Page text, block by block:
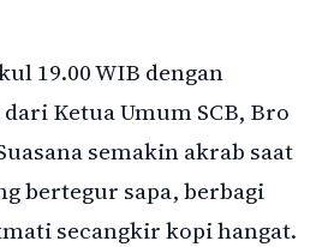
19.00 WIB dengan
Ketua Umum SCB, Bro
semakin akrab saat
bertegur sapa, berbagi
secangkir kopi hangat.